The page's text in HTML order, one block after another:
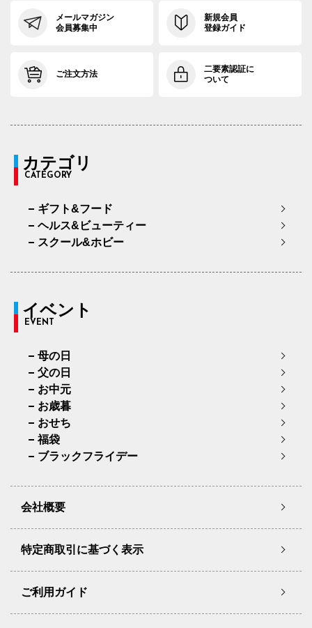
メールマガジン
会員募集中
新規会員
登録ガイド
ご注文方法
二要素認証に
ついて
カテゴリ
CATEGORY
ギフト&フード
ヘルス&ビューティー
スクール&ホビー
イベント
EVENT
母の日
父の日
お中元
お歳暮
おせち
福袋
ブラックフライデー
会社概要
特定商取引に基づく表示
ご利用ガイド